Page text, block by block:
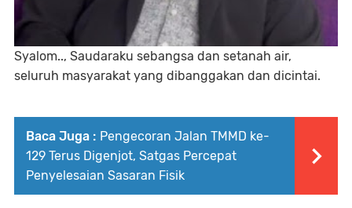
Syalom.., Saudaraku sebangsa dan setanah air,
seluruh masyarakat yang dibanggakan dan dicintai.
Baca Juga : Pengecoran Jalan TMMD ke-
129 Terus Digenjot, Satgas Percepat
Penyelesaian Sasaran Fisik